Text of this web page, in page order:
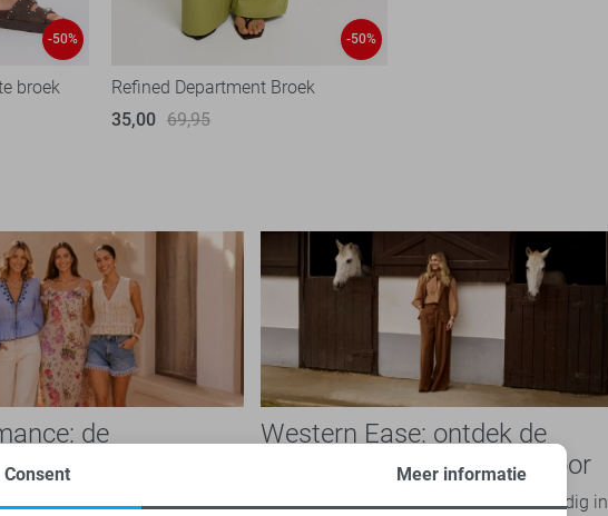
-50%
broek
-50%
Refined Department Broek
35,00 69,95
de
modetrend die je
overal ziet
en broderie blouses tot
Western Ease: ontdek de
nieuwste Nukus kleding voor
De nieuwste Nukus collectie staat volledig in
Consent Meer informatie